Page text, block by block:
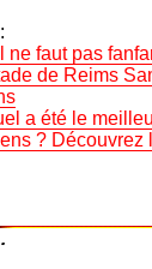
:
ne faut pas
de Reims
a été le
? Découvrez